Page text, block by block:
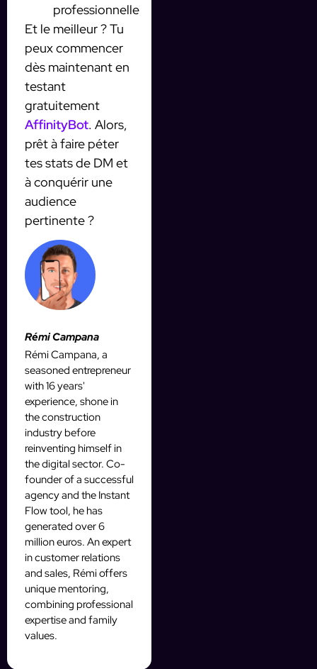
professionnelle
Et le meilleur ? Tu
peux commencer
dès maintenant en
testant
gratuitement
AffinityBot. Alors,
prêt à faire péter
tes stats de DM et
à conquérir une
audience
pertinente ?
Rémi Campana
Rémi Campana, a
seasoned entrepreneur
with 16 years'
experience, shone in
the construction
industry before
reinventing himself in
the digital sector. Co-
founder of a successful
agency and the Instant
Flow tool, he has
generated over 6
million euros. An expert
in customer relations
and sales, Rémi offers
unique mentoring,
combining professional
expertise and family
values.